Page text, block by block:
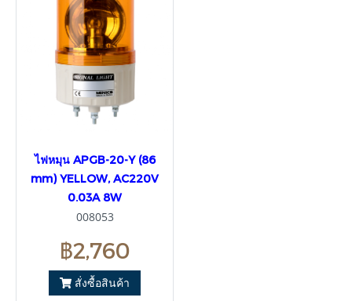
ไฟหมุน APGB-20-Y (86
mm) YELLOW, AC220V
0.03A 8W
008053
฿2,760
สั่งซื้อสินค้า